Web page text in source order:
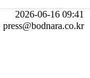
2026-06-16 09:41